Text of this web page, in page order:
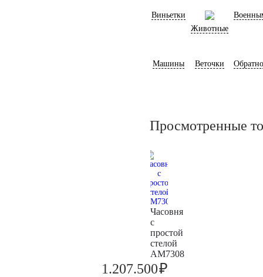
Виньетки
Животные
Машины Веточки
Просмотренные
Часовня
с
простой
стелой
AM7308
1.207.500₽